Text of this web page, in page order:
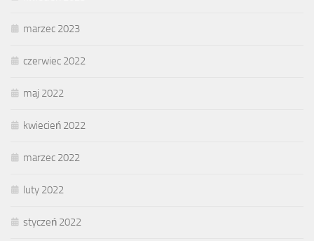
marzec 2023
czerwiec 2022
maj 2022
kwiecień 2022
marzec 2022
luty 2022
styczeń 2022